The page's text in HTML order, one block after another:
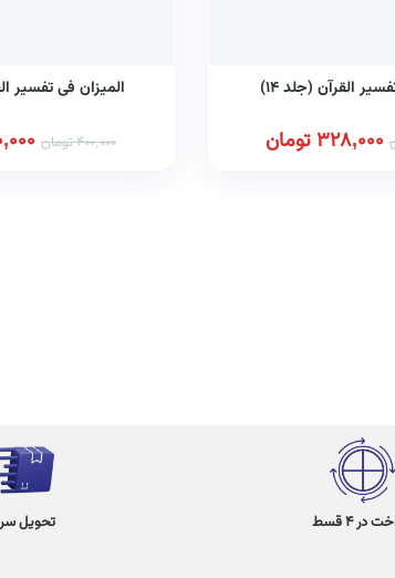
القرآن (جلد ۱۴)
328,000تومان
المیزان فی تفسیر
400,000تومان
در 4 قسط تحویل